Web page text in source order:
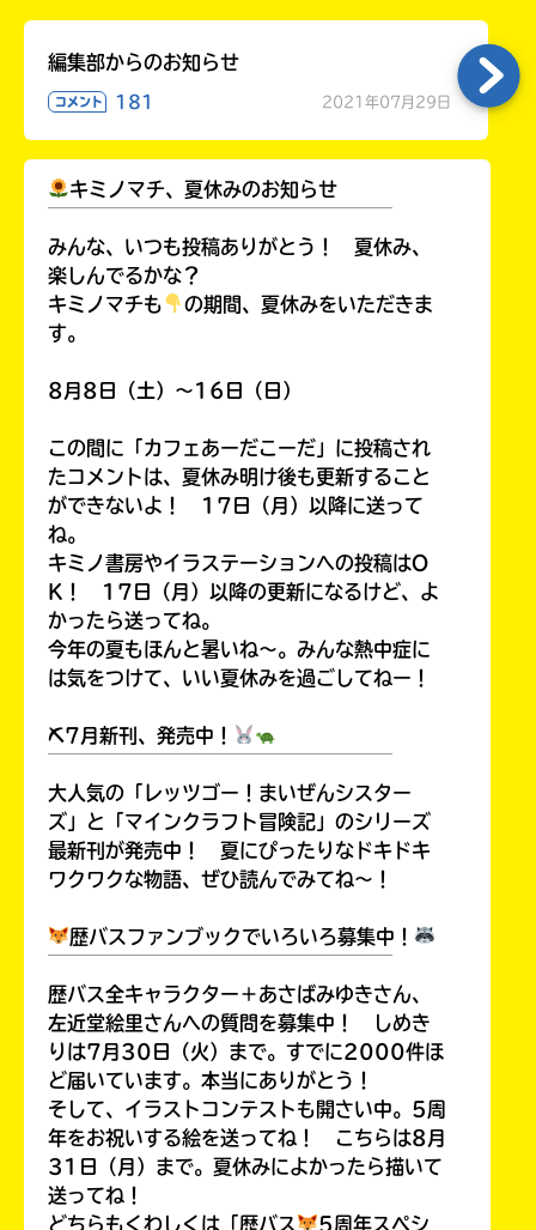
編集部からのお知らせ
コメント 181 2021年07月29日
キミノマチ、夏休みのお知らせ
みんな、いつも投稿ありがとう！ 夏休み、
楽しんでるかな？
キミノマチも
の期間、夏休みをいただきま
す。
8月8日（土）～16日（日）
この間に「カフェあーだこーだ」に投稿され
たコメントは、夏休み明け後も更新すること
ができないよ！ 17日（月）以降に送って
ね。
キミノ書房やイラステーションへの投稿はO
K！ 17日（月）以降の更新になるけど、よ
かったら送ってね。
今年の夏もほんと暑いね～。みんな熱中症に
は気をつけて、いい夏休みを過ごしてねー！
⛏7月新刊、発売中！
大人気の「レッツゴー！まいぜんシスター
ズ」と「マインクラフト冒険記」のシリーズ
最新刊が発売中！ 夏にぴったりなドキドキ
ワクワクな物語、ぜひ読んでみてね～！
歴バスファンブックでいろいろ募集中！
歴バス全キャラクター＋あさばみゆきさん、
左近堂絵里さんへの質問を募集中！ しめき
りは7月30日（火）まで。すでに2000件ほ
ど届いています。本当にありがとう！
そして、イラストコンテストも開さい中。5周
年をお祝いする絵を送ってね！ こちらは8月
31日（月）まで。夏休みによかったら描いて
送ってね！
どちらもくわしくは「歴バス
5周年スペシ